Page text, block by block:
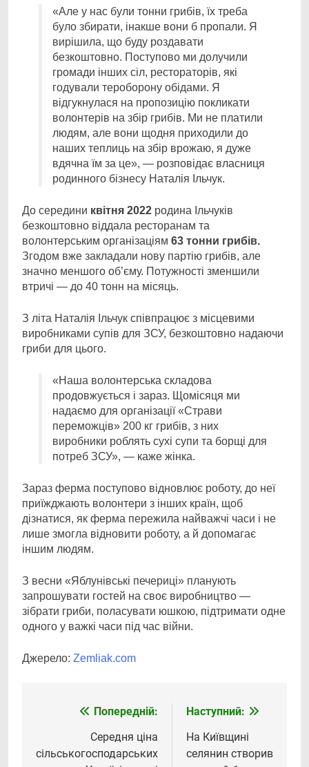
«Але у нас були тонни грибів, їх треба
було збирати, інакше вони б пропали. Я
вирішила, що буду роздавати
безкоштовно. Поступово ми долучили
громади інших сіл, рестораторів, які
годували тероборону обідами. Я
відгукнулася на пропозицію покликати
волонтерів на збір грибів. Ми не платили
людям, але вони щодня приходили до
наших теплиць на збір врожаю, я дуже
вдячна їм за це», — розповідає власниця
родинного бізнесу Наталія Ільчук.
До середини квітня 2022 родина Ільчуків
безкоштовно віддала ресторанам та
волонтерським організаціям 63 тонни грибів.
Згодом вже закладали нову партію грибів, але
значно меншого об’єму. Потужності зменшили
втричі — до 40 тонн на місяць.
З літа Наталія Ільчук співпрацює з місцевими
виробниками супів для ЗСУ, безкоштовно надаючи
гриби для цього.
«Наша волонтерська складова
продовжується і зараз. Щомісяця ми
надаємо для організації «Страви
переможців» 200 кг грибів, з них
виробники роблять сухі супи та борщі для
потреб ЗСУ», — каже жінка.
Зараз ферма поступово відновлює роботу, до неї
приїжджають волонтери з інших країн, щоб
дізнатися, як ферма пережила найважчі часи і не
лише змогла відновити роботу, а й допомагає
іншим людям.
З весни «Яблунівські печериці» планують
запрошувати гостей на своє виробництво —
зібрати гриби, поласувати юшкою, підтримати одне
одного у важкі часи під час війни.
Джерело: Zemliak.com
Навігація
записів
Попередній:
Середня ціна
сільськогосподарських
Наступний:
На Київщині
селянин створив